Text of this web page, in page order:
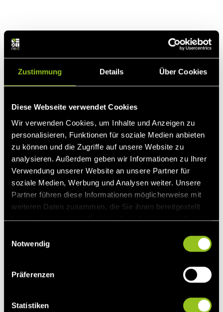
Zustimmung Details Über Cookies
Diese Webseite verwendet Cookies
Wir verwenden Cookies, um Inhalte und Anzeigen zu
personalisieren, Funktionen für soziale Medien anbieten
zu können und die Zugriffe auf unsere Website zu
analysieren. Außerdem geben wir Informationen zu Ihrer
Verwendung unserer Website an unsere Partner für
soziale Medien, Werbung und Analysen weiter. Unsere
Partner führen diese Informationen möglicherweise mit
weiteren Daten zusammen, die Sie ihnen bereitgestellt
haben oder die sie im Rahmen Ihrer Nutzung der Dienste
Notwendig
Präferenzen
Statistiken
den Spagat zwischen dem Ausgleich der
Einkommensschere und dem Ausbau der Erneuerbaren
Entwicklung auf dem Land notwendig ist, werden ohne ein
Umdenken die Folgen des hohen Energieverbrauchs für
Mensch und Umwelt schon bald nicht mehr tragbar sein.
Gut also, dass Unternehmer das Geschäft mit den
Erneuerbaren für sich entdeckt haben. Chinas
„Sonnenkönig“ Huang Ming etwa,Gründer des
Solarstromunternehmens Himin Solarund mittlerweile
einer der reichsten Männer des Landes, verfolgt ein großes
Ziel: „Den Kindern einen blauen Himmel vererben“.
Daten der Erneuerbaren Energien in China
Wasserkraft: